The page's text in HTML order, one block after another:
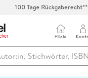
100 Tage
Filiale